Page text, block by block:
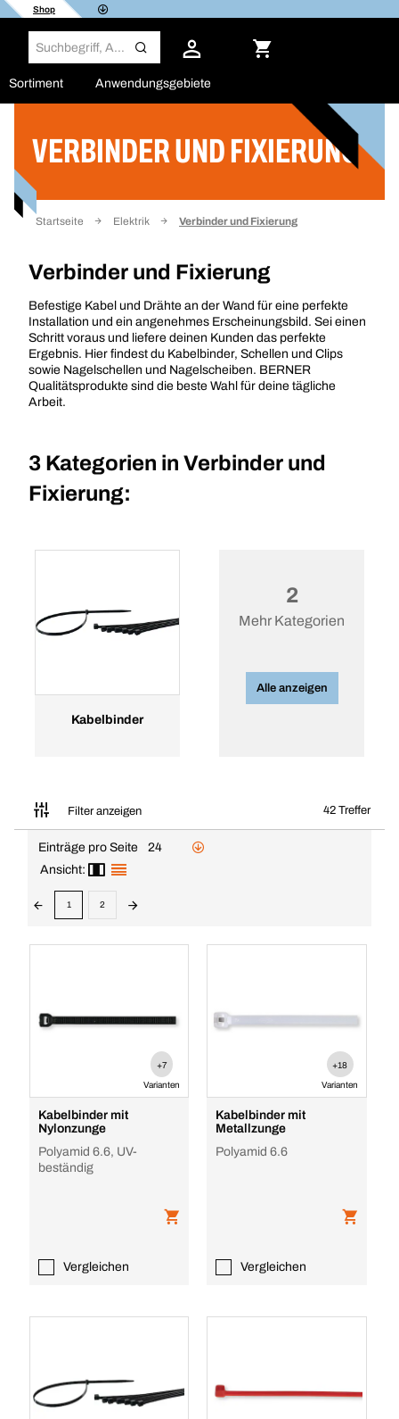
Shop
Sortiment Anwendungsgebiete
VERBINDER UND FIXIERUNG
Startseite Elektrik Verbinder und Fixierung
Verbinder und Fixierung
Befestige Kabel und Drähte an der Wand für eine perfekte
Installation und ein angenehmes Erscheinungsbild. Sei einen
Schritt voraus und liefere deinen Kunden das perfekte
Ergebnis. Hier findest du Kabelbinder, Schellen und Clips
sowie Nagelschellen und Nagelscheiben. BERNER
Qualitätsprodukte sind die beste Wahl für deine tägliche
Arbeit.
3 Kategorien in Verbinder und
Fixierung:
Kabelbinder
2
Mehr Kategorien
Alle anzeigen
Filter anzeigen 42 Treffer
Filter
Einträge pro Seite
24
Ansicht:
1 2
+7
Varianten
Kabelbinder mit
Nylonzunge
Polyamid 6.6, UV-
beständig
Vergleichen
+18
Varianten
Kabelbinder mit
Metallzunge
Polyamid 6.6
Vergleichen